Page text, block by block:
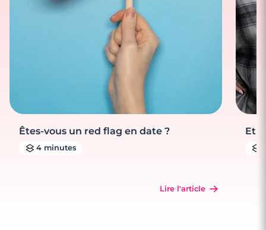
Êtes-vous un red flag en date ?
4 minutes
Lire l'article
Et